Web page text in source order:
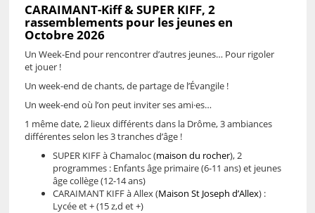
CARAIMANT-Kiff & SUPER KIFF, 2
rassemblements pour les jeunes en
Octobre 2026
Un Week-End pour rencontrer d’autres jeunes… Pour rigoler
et jouer !
Un week-end de chants, de partage de l’Évangile !
Un week-end où l’on peut inviter ses ami·es…
1 même date, 2 lieux différents dans la Drôme, 3 ambiances
différentes selon les 3 tranches d’âge !
SUPER KIFF à Chamaloc (maison du rocher), 2
programmes : Enfants âge primaire (6-11 ans) et jeunes
âge collège (12-14 ans)
CARAIMANT KIFF à Allex (Maison St Joseph d’Allex) :
Lycée et + (15 z,d et +)